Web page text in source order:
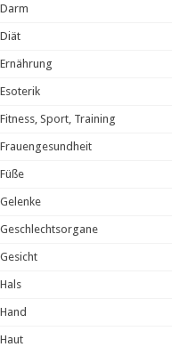
Darm
Diät
Ernährung
Esoterik
Fitness, Sport, Training
Frauengesundheit
Füße
Gelenke
Geschlechtsorgane
Gesicht
Hals
Hand
Haut